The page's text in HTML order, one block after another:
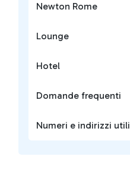
Newton Rome
Lounge
Hotel
Domande frequenti
Numeri e indirizzi utili